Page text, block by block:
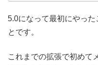
5.0になって最初にやっ
とです。
これまでの拡張で初めて